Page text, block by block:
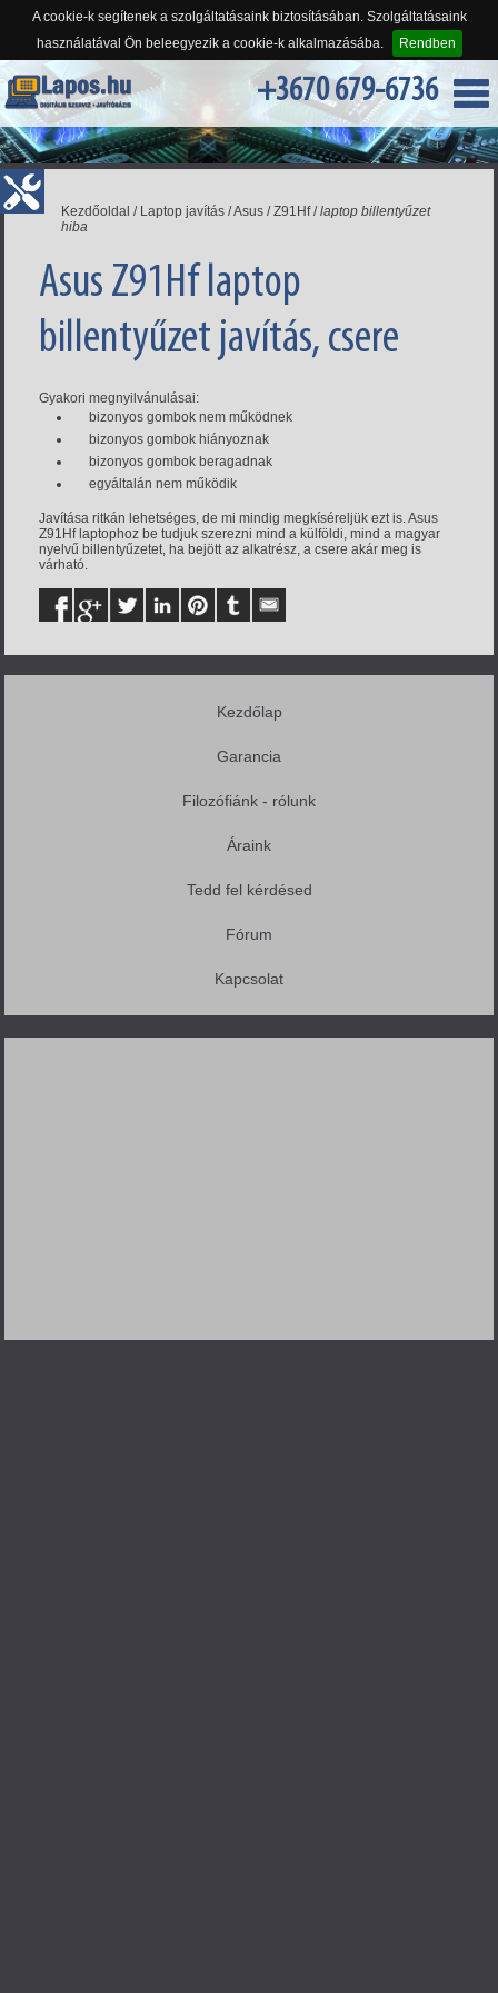
A cookie-k segítenek a szolgáltatásaink biztosításában. Szolgáltatásaink
használatával Ön beleegyezik a cookie-k alkalmazásába.
Rendben
+3670 679-6736
Kezdőoldal / Laptop javítás /Asus /Z91Hf/laptop billentyűzet
hiba
Asus Z91Hf laptop
billentyűzet javítás, csere
Gyakori megnyilvánulásai:
bizonyos gombok nem működnek
bizonyos gombok hiányoznak
bizonyos gombok beragadnak
egyáltalán nem működik
Javítása ritkán lehetséges, de mi mindig megkíséreljük ezt is. Asus
Z91Hf laptophoz be tudjuk szerezni mind a külföldi, mind a magyar
nyelvű billentyűzetet, ha bejött az alkatrész, a csere akár meg is
várható.
Kezdőlap
Garancia
Filozófiánk - rólunk
Áraink
Tedd fel kérdésed
Fórum
Kapcsolat